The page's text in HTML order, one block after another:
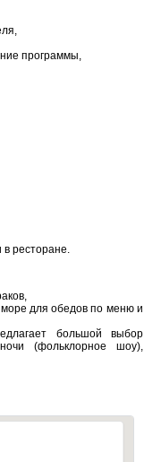
программы,
в ресторане.
для обедов по меню и
большой выбор
(фольклорное шоу),